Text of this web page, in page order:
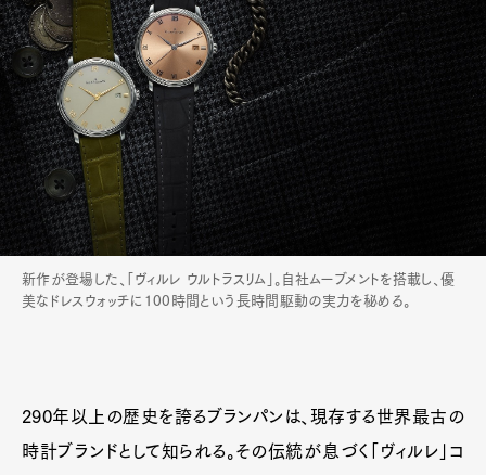
新作が登場した、「ヴィルレ ウルトラスリム」。自社ムーブメントを搭載し、優
美なドレスウォッチに100時間という長時間駆動の実力を秘める。
290年以上の歴史を誇るブランパンは、現存する世界最古の
時計ブランドとして知られる。その伝統が息づく「ヴィルレ」コ